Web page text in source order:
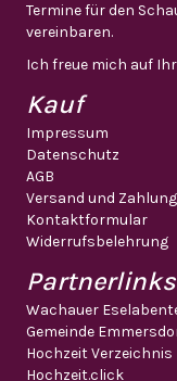
Termine für den
vereinbaren.
Ich freue mich auf
Kauf
Impressum
Datenschutz
AGB
Versand und Zahlung
Kontaktformular
Widerrufsbelehrung
Partnerlinks
Wachauer
Gemeinde
Hochzeit Verzeichnis
Hochzeit.click